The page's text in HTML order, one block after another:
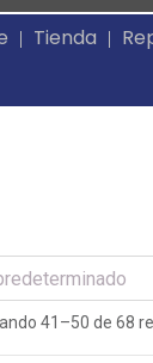
Tienda
41–50 de 68